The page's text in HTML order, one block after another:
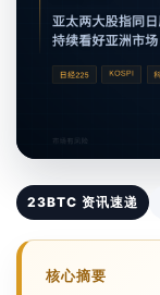
23BTC 资讯速递
核心摘要